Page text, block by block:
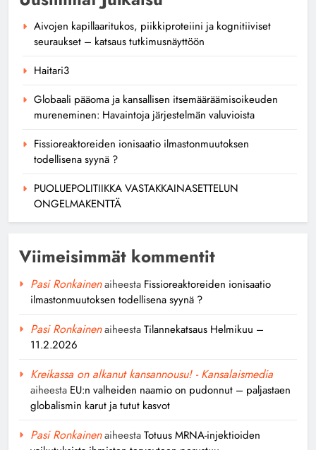
Aivojen kapillaaritukos, piikkiproteiini ja kognitiiviset
seuraukset – katsaus tutkimusnäyttöön
Haitari3
Globaali pääoma ja kansallisen itsemääräämisoikeuden
mureneminen: Havaintoja järjestelmän valuvioista
Fissioreaktoreiden ionisaatio ilmastonmuutoksen
todellisena syynä ?
PUOLUEPOLITIIKKA VASTAKKAINASETTELUN
ONGELMAKENTTÄ
Viimeisimmät kommentit
Pasi Ronkainenaiheesta Fissioreaktoreiden ionisaatio
ilmastonmuutoksen todellisena syynä ?
Pasi RonkainenaiheestaTilannekatsaus Helmikuu –
11.2.2026
Kreikassa on alkanut kansannousu! - Kansalaismedia
aiheesta EU:n valheiden naamio on pudonnut – paljastaen
globalismin karut ja tutut kasvot
Pasi RonkainenaiheestaTotuus MRNA-injektioiden